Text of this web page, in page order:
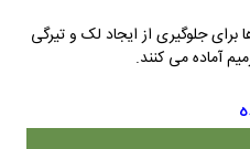
برای جلوگیری از ایجاد لک و تیرگی
آماده می کنند.